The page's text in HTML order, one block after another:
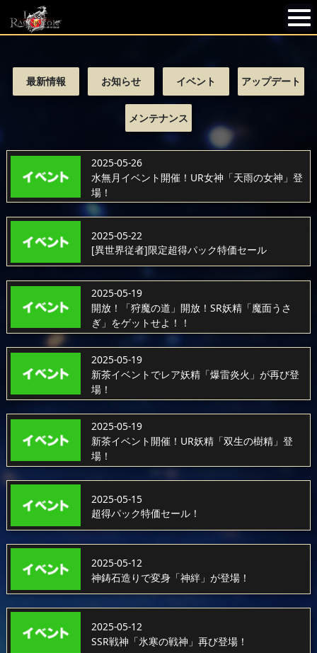
最新情報 お知らせ イベント アップデート
メンテナンス
2025-05-26
水無月イベント開催！UR女神「天雨の女神」登
場！
2025-05-22
[異世界従者]限定超得パック特価セール
2025-05-19
開放！「狩魔の道」開放！SR妖精「魔面うさ
ぎ」をゲットせよ！！
2025-05-19
新茶イベントでレア妖精「爆雷炎火」が再び登
場！
2025-05-19
新茶イベント開催！UR妖精「双生の樹精」登
場！
2025-05-15
超得パック特価セール！
2025-05-12
神鋳石造りで変身「神絆」が登場！
2025-05-12
SSR戦神「氷寒の戦神」再び登場！